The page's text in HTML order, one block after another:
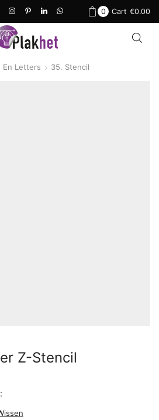
0 Cart €0.00
En Letters 35. Stencil
Z-Stencil